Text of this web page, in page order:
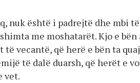
nuk është i padrejtë dhe mbi të
me moshatarët. Kjo e bën
vecantë, që herë e bën ta
të dalë duarsh, që herët e
vet.